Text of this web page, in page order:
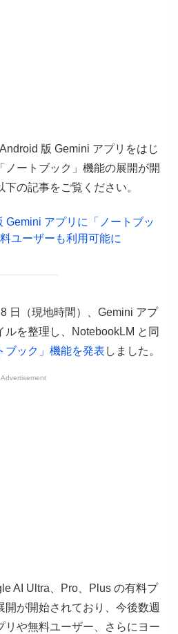
Android 版 Gemini アプリをはじ
ノートブック」機能の展開が開
の記事をご覧ください。
Gemini アプリに「ノートブッ
ユーザーも利用可能に
日（現地時間）、Gemini アプ
ルを整理し、NotebookLM と同
ブック」機能を発表 しました。
Advertisement
AI Ultra、Pro、Plus の有料プ
開が開始されており、今後数週
リや無料ユーザー、さらにヨー